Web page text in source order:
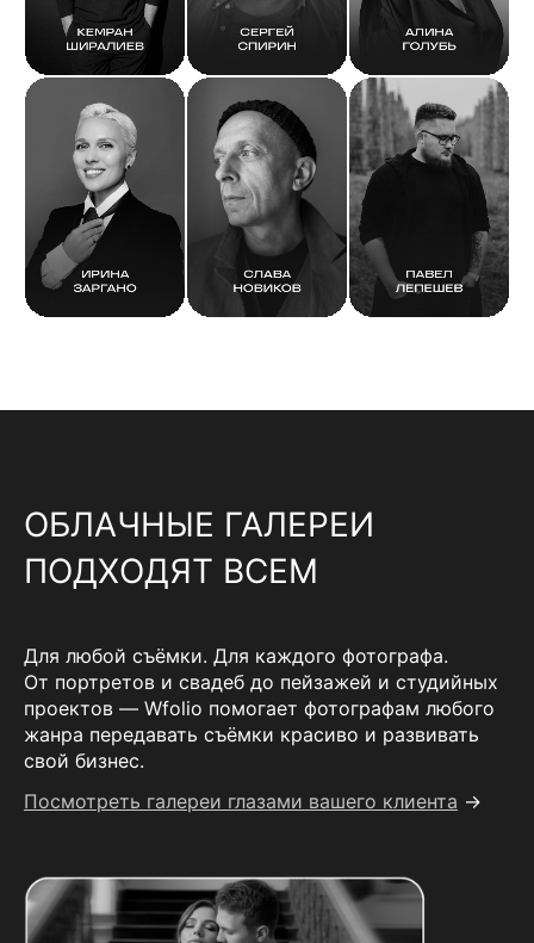
ОБЛАЧНЫЕ ГАЛЕРЕИ
ПОДХОДЯТ ВСЕМ
Для любой съёмки. Для каждого фотографа.
От портретов и свадеб до пейзажей и студийных
проектов — Wfolio помогает фотографам любого
жанра передавать съёмки красиво и развивать
свой бизнес.
Посмотреть галереи глазами вашего клиента →